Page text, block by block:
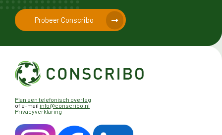
Probeer Conscribo
Plan een telefonisch overleg
of e-mail info@conscribo.nl
Privacyverklaring